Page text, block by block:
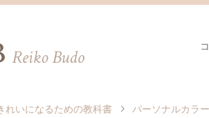
れいになるための教科書 パーソナルカラ